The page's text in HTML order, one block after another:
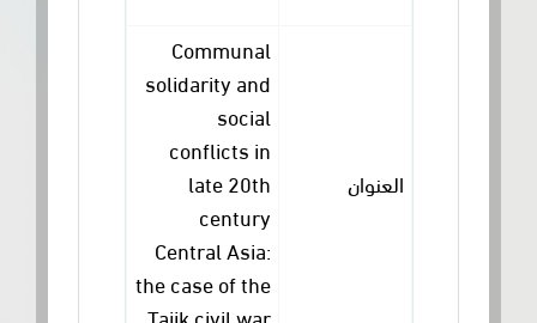
Communal
solidarity and
conflicts in
late 20th
century
Central Asia:
the case of the
Tajik civil war